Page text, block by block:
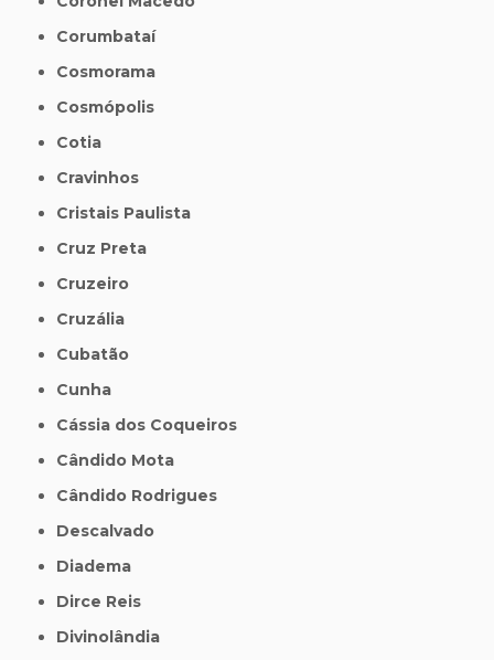
Corumbataí
Cosmorama
Cosmópolis
Cotia
Cravinhos
Cristais Paulista
Cruz Preta
Cruzeiro
Cruzália
Cubatão
Cunha
Cássia dos Coqueiros
Cândido Mota
Cândido Rodrigues
Descalvado
Diadema
Dirce Reis
Divinolândia